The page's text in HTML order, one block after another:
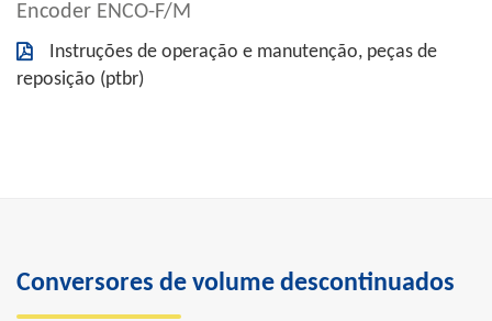
Encoder ENCO-F/M
Instruções de operação e manutenção, peças de
reposição (ptbr)
Conversores de volume descontinuados